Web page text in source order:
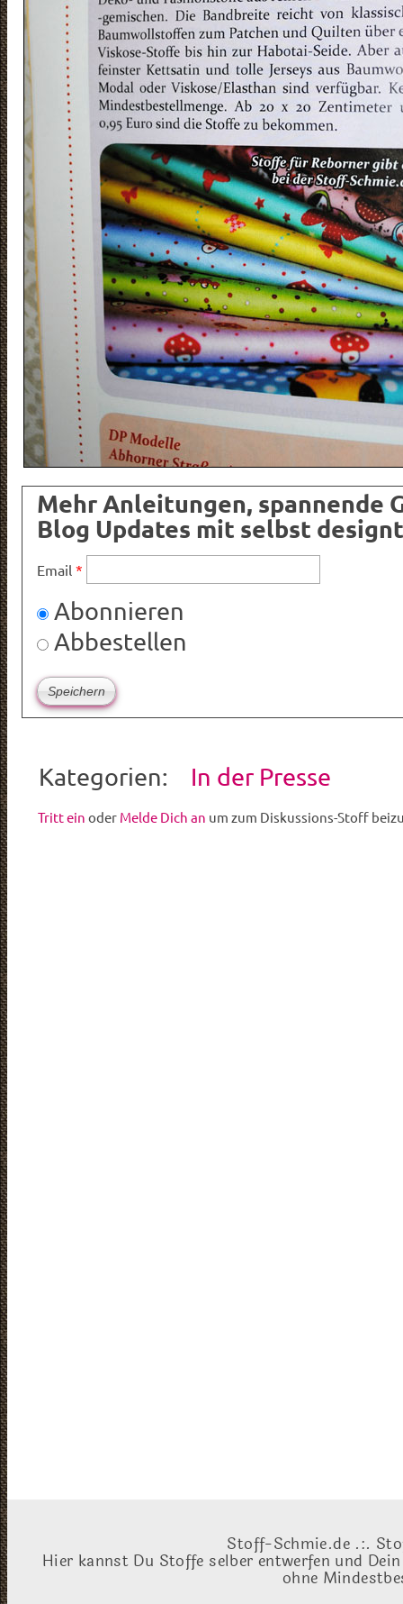
Mehr Anleitungen, spannende
Blog Updates mit selbst
Email*
Abonnieren
Abbestellen
Kategorien: In der Presse
Tritt ein oder Melde Dich an um zum Diskussions-Stoff
Stoff-Schmie.de .:.
Hier kannst Du Stoffe selber entwerfen und
ohne